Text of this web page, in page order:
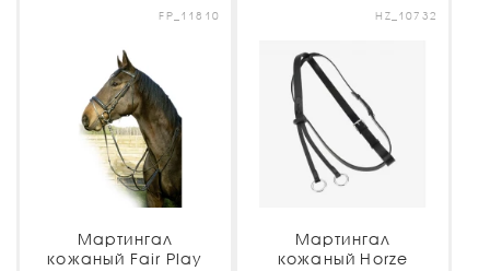
FP_11810
Мартингал
кожаный Fair Play
HZ_10732
Мартингал
кожаный Horze